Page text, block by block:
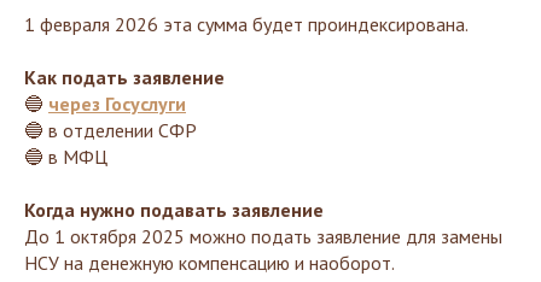
1 февраля 2026 эта сумма будет проиндексирована.
Как подать заявление
🔵 через Госуслуги
🔵 в отделении СФР
🔵 в МФЦ
Когда нужно подавать заявление
До 1 октября 2025 можно подать заявление для замены
НСУ на денежную компенсацию и наоборот.